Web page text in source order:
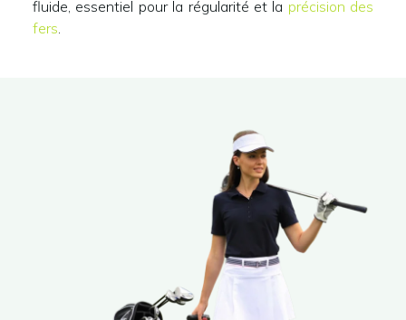
fluide, essentiel pour la régularité et la précision des
fers.